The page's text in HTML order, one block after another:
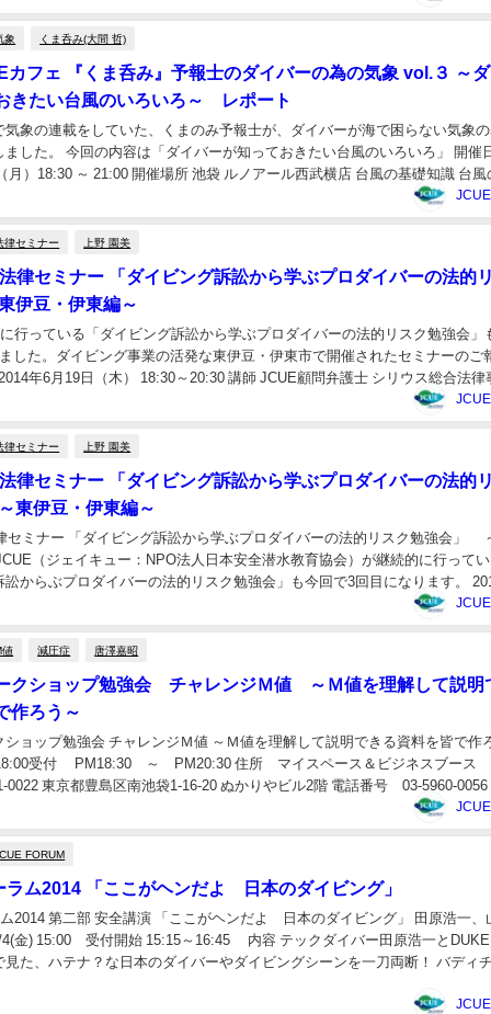
象 くま呑み(大間 哲)
カフェ 『くま呑み』予報士のダイバーの為の気象 vol.３ ～
きたい台風のいろいろ～ レポート
気象の連載をしていた、くまのみ予報士が、ダイバーが海で困らない気象
ました。 今回の内容は「ダイバーが知っておきたい台風のいろいろ」 開催
月）18:30 ～ 21:00 開催場所 池袋 ルノアール西武横店 台風の基礎知識 台風
律セミナー 上野 園美
律セミナー 「ダイビング訴訟から学ぶプロダイバーの法的
伊豆・伊東編～
行っている「ダイビング訴訟から学ぶプロダイバーの法的リスク勉強会」
した。ダイビング事業の活発な東伊豆・伊東市で開催されたセミナーのご
年6月19日（木） 18:30～20:30 講師 JCUE顧問弁護士 シリウス総合法律
律セミナー 上野 園美
律セミナー 「ダイビング訴訟から学ぶプロダイバーの法的
伊豆・伊東編～
セミナー 「ダイビング訴訟から学ぶプロダイバーの法的リスク勉強会」
（ジェイキュー：NPO法人日本安全潜水教育協会）が継続的に行って
訟からぶプロダイバーの法的リスク勉強会」も今回で3回目になります。
値 減圧症 唐澤嘉昭
クショップ勉強会 チャレンジＭ値 ～Ｍ値を理解して説明
作ろう～
ショップ勉強会 チャレンジＭ値 ～Ｍ値を理解して説明できる資料を皆で作
受付 PM18:30 ～ PM20:30 住所 マイスペース＆ビジネスブース
0022 東京都豊島区南池袋1-16-20 ぬかりやビル2階 電話番号 03-5960-0056
FORUM
ラム2014 「ここがヘンだよ 日本のダイビング」
2014 第二部 安全講演 「ここがヘンだよ 日本のダイビング」 田原浩一、
4(金) 15:00 受付開始 15:15～16:45 内容 テックダイバー田原浩一と
見た、ハテナ？な日本のダイバーやダイビングシーンを一刀両断！ バディ